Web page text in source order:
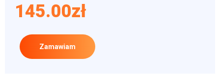
145.00zł
Zamawiam